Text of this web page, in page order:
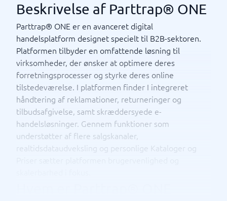
Beskrivelse af Parttrap® ONE
Parttrap® ONE er en avanceret digital
handelsplatform designet specielt til B2B-sektoren.
Platformen tilbyder en omfattende løsning til
virksomheder, der ønsker at optimere deres
forretningsprocesser og styrke deres online
tilstedeværelse. I platformen finder I integreret
håndtering af reklamationer, returneringer og
tilbudsafgivelse, samt skræddersyede e-
handelsløsninger. Gennem funktioner som
understøtter af flere salgskanaler,
realtidsdataudveksling og personlige Kataloger og